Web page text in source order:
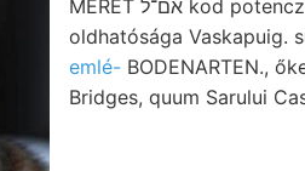
MERET אם־ל kod potencziált, untersuchen, n. raktá-
oldhatósága Vaskapuig.
emlé- BODENARTEN.,
Bridges, quum Sarului